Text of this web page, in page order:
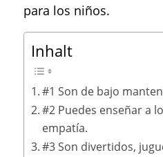
para los niños.
Inhalt
#1 Son de bajo
#2 Puedes enseñar a
empatía.
#3 Son divertidos,